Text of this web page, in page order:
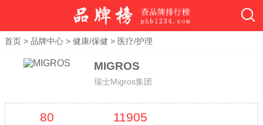
首页 > 品牌中心 > 健康/保健 > 医疗/护理
MIGROS
瑞士Migros集团
80 11905